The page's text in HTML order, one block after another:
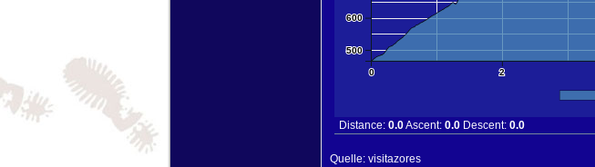
0 2
500
600
Distance: 0.0Ascent: 0.0 Descent: 0.0
Quelle: visitazores